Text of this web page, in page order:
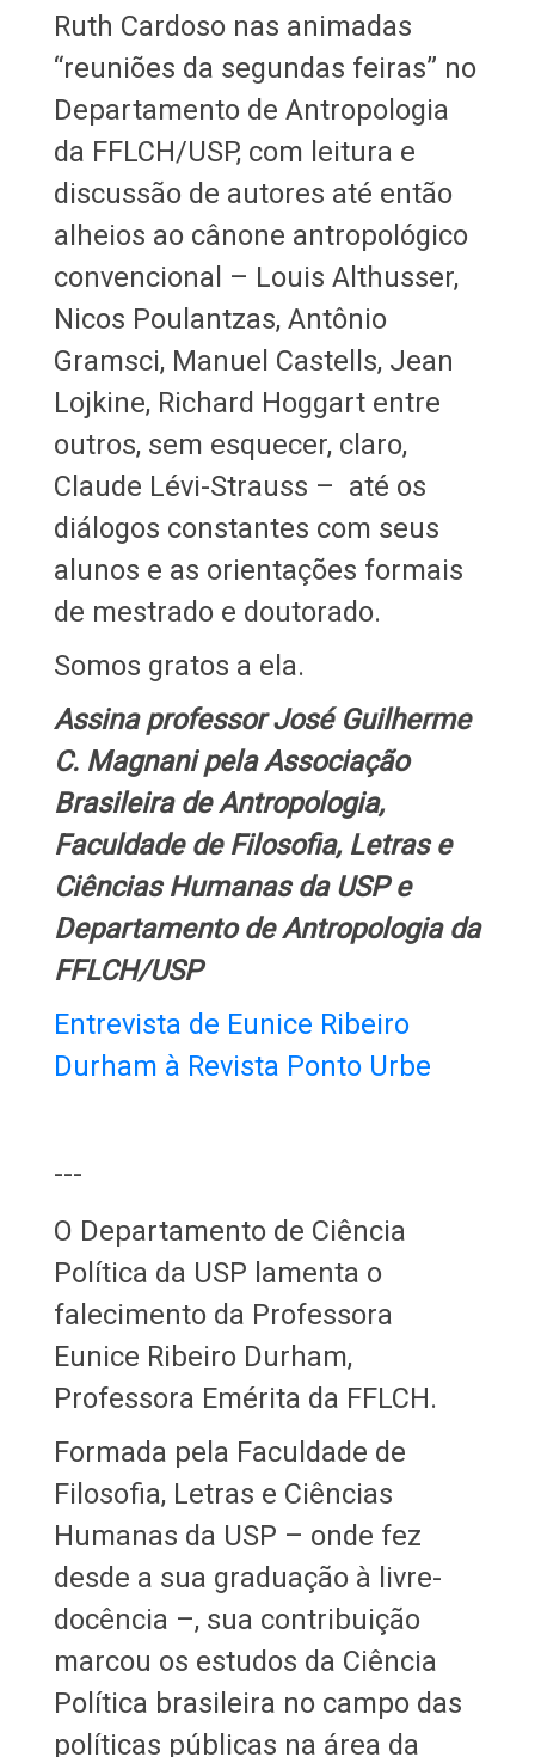
Ruth Cardoso nas animadas
“reuniões da segundas feiras” no
Departamento de Antropologia
da FFLCH/USP, com leitura e
discussão de autores até então
alheios ao cânone antropológico
convencional – Louis Althusser,
Nicos Poulantzas, Antônio
Gramsci, Manuel Castells, Jean
Lojkine, Richard Hoggart entre
outros, sem esquecer, claro,
Claude Lévi-Strauss – até os
diálogos constantes com seus
alunos e as orientações formais
de mestrado e doutorado.
Somos gratos a ela.
Assina professor José Guilherme
C. Magnani pela Associação
Brasileira de Antropologia,
Faculdade de Filosofia, Letras e
Ciências Humanas da USP e
Departamento de Antropologia da
FFLCH/USP
Entrevista de Eunice Ribeiro
Durham à Revista Ponto Urbe
---
O Departamento de Ciência
Política da USP lamenta o
falecimento da Professora
Eunice Ribeiro Durham,
Professora Emérita da FFLCH.
Formada pela Faculdade de
Filosofia, Letras e Ciências
Humanas da USP – onde fez
desde a sua graduação à livre-
docência –, sua contribuição
marcou os estudos da Ciência
Política brasileira no campo das
políticas públicas na área da